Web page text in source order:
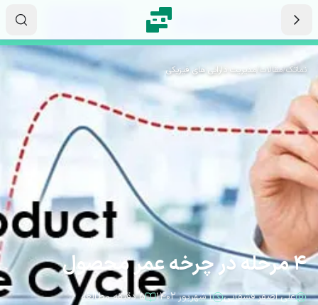
نماتک/مقالات/مدیریت دارایی های فیزیکی
4 مرحله در چرخه عمر محصول
علی اصفر قشقایی ۱ شهریور ۱۴۰۲ ۵ دقیقه مطالعه